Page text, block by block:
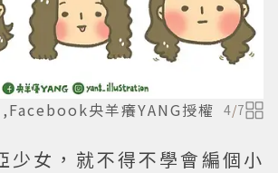
央羊癢YANG授權 4/7
少女，就不得不學會編個小